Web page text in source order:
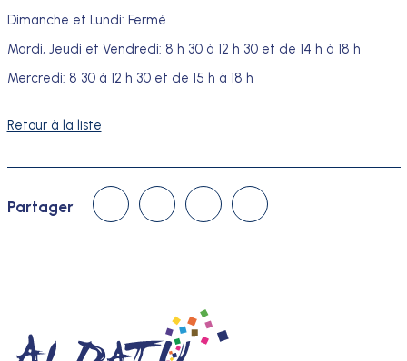
Dimanche et Lundi: Fermé
Mardi, Jeudi et Vendredi: 8 h 30 à 12 h 30 et de 14 h à 18 h
Mercredi: 8 30 à 12 h 30 et de 15 h à 18 h
Retour à la liste
Partager
Linked InFacebookTwitter Courriel